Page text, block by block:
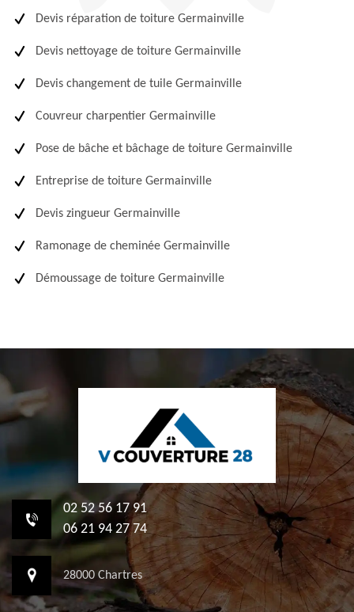
Devis réparation de toiture Germainville
Devis nettoyage de toiture Germainville
Devis changement de tuile Germainville
Couvreur charpentier Germainville
Pose de bâche et bâchage de toiture Germainville
Entreprise de toiture Germainville
Devis zingueur Germainville
Ramonage de cheminée Germainville
Démoussage de toiture Germainville
02 52 56 17 91
06 21 94 27 74
28000 Chartres